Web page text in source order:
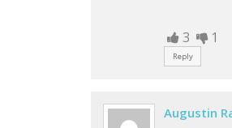
3 1
Reply
Augustin